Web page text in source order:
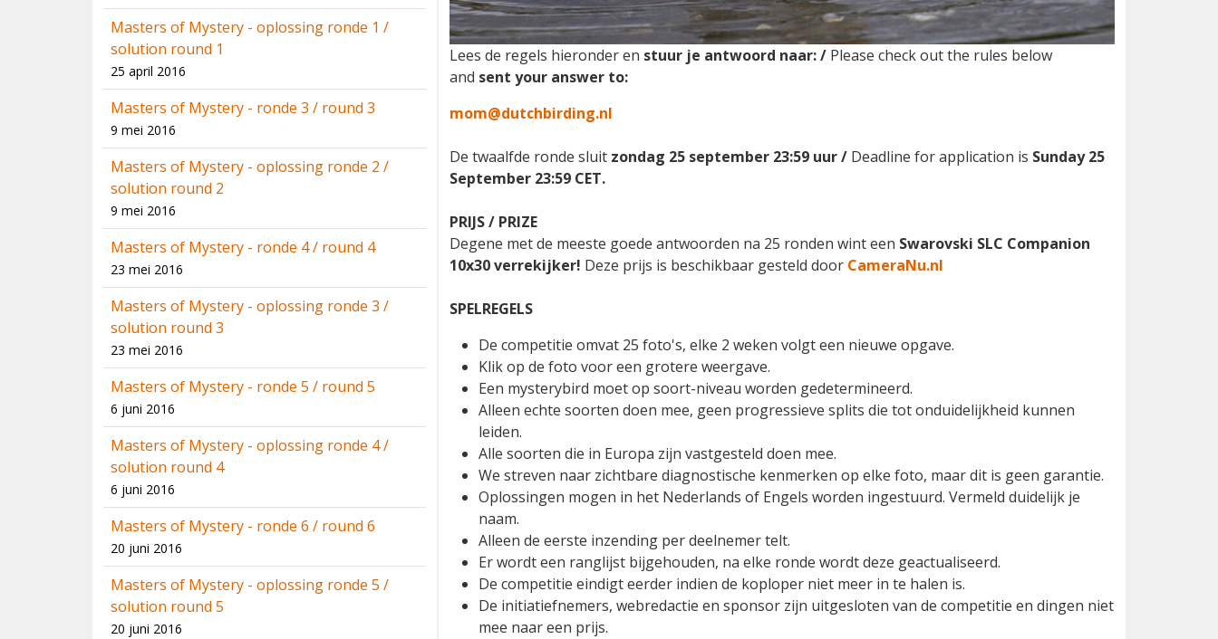
Masters of Mystery - oplossing ronde 1 /
solution round 1
25 april 2016
Masters of Mystery - ronde 3 / round 3
9 mei 2016
Masters of Mystery - oplossing ronde 2 /
solution round 2
9 mei 2016
Masters of Mystery - ronde 4 / round 4
23 mei 2016
Masters of Mystery - oplossing ronde 3 /
solution round 3
23 mei 2016
Masters of Mystery - ronde 5 / round 5
6 juni 2016
Masters of Mystery - oplossing ronde 4 /
solution round 4
6 juni 2016
Masters of Mystery - ronde 6 / round 6
20 juni 2016
Masters of Mystery - oplossing ronde 5 /
solution round 5
20 juni 2016
Lees de regels hieronder en stuur je antwoord naar:/ Please check out the rules below
and sent your answer to:
mom@dutchbirding.nl
De twaalfde ronde sluit zondag 25 september 23:59 uur / Deadline for application is Sunday 25
September 23:59 CET.
PRIJS / PRIZE
Degene met de meeste goede antwoorden na 25 ronden wint een Swarovski SLC Companion
10x30 verrekijker! Deze prijs is beschikbaar gesteld door CameraNu.nl
SPELREGELS
De competitie omvat 25 foto's, elke 2 weken volgt een nieuwe opgave.
Klik op de foto voor een grotere weergave.
Een mysterybird moet op soort-niveau worden gedetermineerd.
Alleen echte soorten doen mee, geen progressieve splits die tot onduidelijkheid kunnen
leiden.
Alle soorten die in Europa zijn vastgesteld doen mee.
We streven naar zichtbare diagnostische kenmerken op elke foto, maar dit is geen garantie.
Oplossingen mogen in het Nederlands of Engels worden ingestuurd. Vermeld duidelijk je
naam.
Alleen de eerste inzending per deelnemer telt.
Er wordt een ranglijst bijgehouden, na elke ronde wordt deze geactualiseerd.
De competitie eindigt eerder indien de koploper niet meer in te halen is.
De initiatiefnemers, webredactie en sponsor zijn uitgesloten van de competitie en dingen niet
mee naar een prijs.